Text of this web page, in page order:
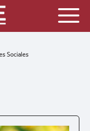
Sociales